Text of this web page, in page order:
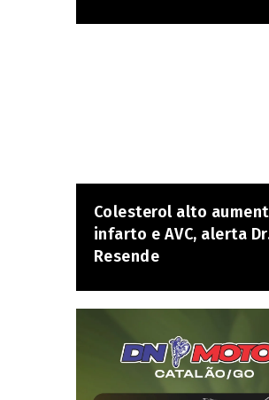
Colesterol alto
infarto e AVC, alerta
Resende